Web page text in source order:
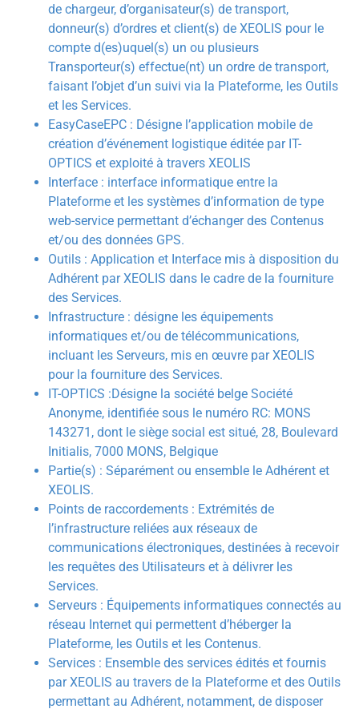
de chargeur, d’organisateur(s) de transport,
donneur(s) d’ordres et client(s) de XEOLIS pour le
compte d(es)uquel(s) un ou plusieurs
Transporteur(s) effectue(nt) un ordre de transport,
faisant l’objet d’un suivi via la Plateforme, les Outils
et les Services.
EasyCaseEPC : Désigne l’application mobile de
création d’événement logistique éditée par IT-
OPTICS et exploité à travers XEOLIS
Interface : interface informatique entre la
Plateforme et les systèmes d’information de type
web-service permettant d’échanger des Contenus
et/ou des données GPS.
Outils : Application et Interface mis à disposition du
Adhérent par XEOLIS dans le cadre de la fourniture
des Services.
Infrastructure : désigne les équipements
informatiques et/ou de télécommunications,
incluant les Serveurs, mis en œuvre par XEOLIS
pour la fourniture des Services.
IT-OPTICS :Désigne la société belge Société
Anonyme, identifiée sous le numéro RC: MONS
143271, dont le siège social est situé, 28, Boulevard
Initialis, 7000 MONS, Belgique
Partie(s) : Séparément ou ensemble le Adhérent et
XEOLIS.
Points de raccordements : Extrémités de
l’infrastructure reliées aux réseaux de
communications électroniques, destinées à recevoir
les requêtes des Utilisateurs et à délivrer les
Services.
Serveurs : Équipements informatiques connectés au
réseau Internet qui permettent d’héberger la
Plateforme, les Outils et les Contenus.
Services : Ensemble des services édités et fournis
par XEOLIS au travers de la Plateforme et des Outils
permettant au Adhérent, notamment, de disposer